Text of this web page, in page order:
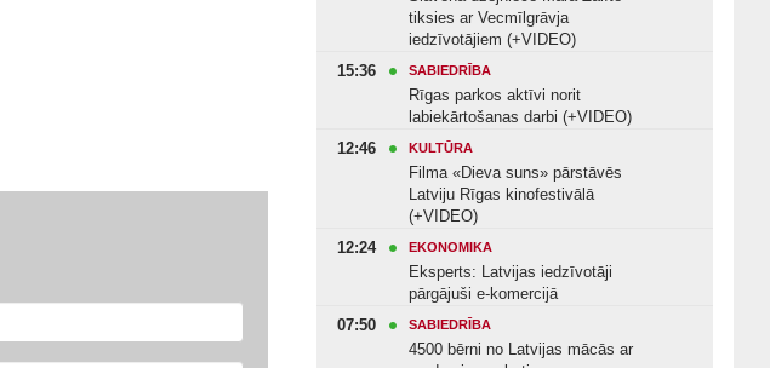
tiksies ar Vecmīlgrāvja
iedzīvotājiem (+VIDEO)
15:36
SABIEDRĪBA
Rīgas parkos aktīvi norit
labiekārtošanas darbi (+VIDEO)
12:46
KULTŪRA
Filma «Dieva suns» pārstāvēs
Latviju Rīgas kinofestivālā
(+VIDEO)
12:24
EKONOMIKA
Eksperts: Latvijas iedzīvotāji
pārgājuši e-komercijā
07:50
SABIEDRĪBA
4500 bērni no Latvijas mācās ar